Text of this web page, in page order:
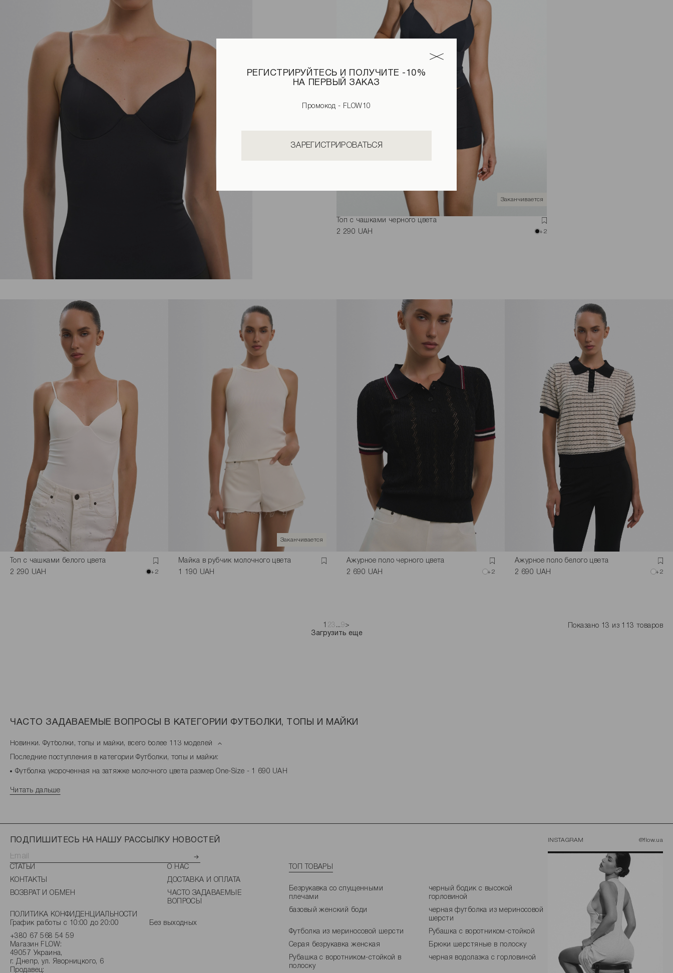
РЕГИСТРИРУЙТЕСЬ И ПОЛУЧИТЕ -10%
НА ПЕРВЫЙ ЗАКАЗ
Промокод - FLOW10
ЗАРЕГИСТРИРОВАТЬСЯ
Заканчивается
Топ с чашками черного цвета
2 290 UAH
+2
Топ с чашками белого цвета
2 290 UAH
+2
Заканчивается
Майка в рубчик молочного цвета
1 190 UAH
Ажурное поло черного цвета
2 690 UAH
+2
Ажурное поло белого цвета
2 690 UAH
+2
Показано 13 из 113 товаров
1 23 ...9>
Загрузить еще
ЧАСТО ЗАДАВАЕМЫЕ ВОПРОСЫ В КАТЕГОРИИ ФУТБОЛКИ, ТОПЫ И МАЙКИ
Новинки. Футболки, топы и майки, всего более 113 моделей
Последние поступления в категории Футболки, топы и майки:
Футболка укороченная на затяжке молочного цвета размер One-Size - 1 690 UAH
Футболка с удлиненной спинкой молочного цвета размер M-L - 1 790 UAH
Какие товары раздела Футболки, топы и майки относятся к премиум сегменту?
Какие товары из категории Футболки, топы и майки - самые популярные в 2026 году?
Читать дальше
ПОДПИШИТЕСЬ НА НАШУ РАССЫЛКУ НОВОСТЕЙ
СТАТЬИ
О НАС
КОНТАКТЫ
ДОСТАВКА И ОПЛАТА
ВОЗВРАТ И ОБМЕН
ЧАСТО ЗАДАВАЕМЫЕ
ВОПРОСЫ
ПОЛИТИКА КОНФИДЕНЦИАЛЬНОСТИ
График работы с 10:00 до 20:00
Без выходных
+380 67 568 54 59
Магазин FLOW:
49057 Украина,
г. Днепр, ул. Яворницкого, 6
Продавец:
ТОП ТОВАРЫ
Безрукавка со спущенными
плечами
черный бодик с высокой
горловиной
базовый женский боди
черная футболка из мериносовой
шерсти
Футболка из мериносовой шерсти
Рубашка с воротником-стойкой
Серая безрукавка женская
Брюки шерстяные в полоску
Рубашка с воротником-стойкой в
полоску
черная водолазка с горловиной
INSTAGRAM @flow.ua